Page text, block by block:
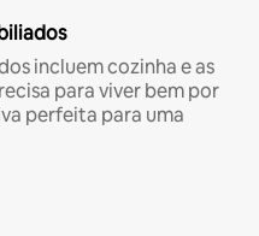
incluem cozinha e as
para viver bem por
perfeita para uma